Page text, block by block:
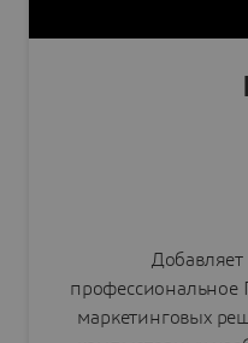
Добавляет
профессиональное
маркетинговых